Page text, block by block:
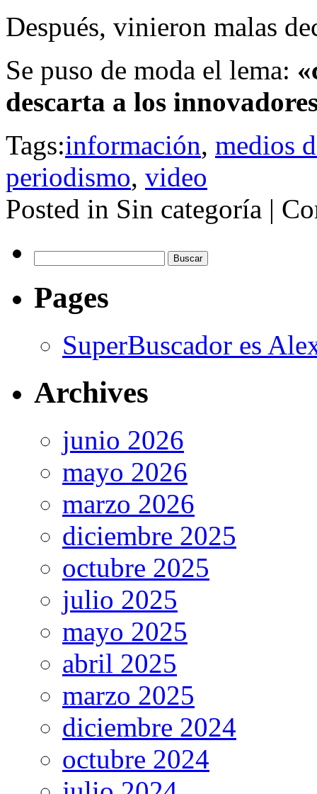
Después, vinieron malas
Se puso de moda el lema:
descarta a los
Tags:información, medios
periodismo, video
Posted in Sin categoría |
Pages
SuperBuscador es
Archives
junio 2026
mayo 2026
marzo 2026
diciembre 2025
octubre 2025
julio 2025
mayo 2025
abril 2025
marzo 2025
diciembre 2024
octubre 2024